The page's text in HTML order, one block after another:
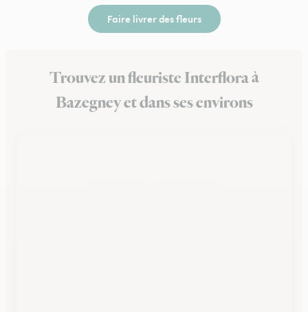
Faire livrer des fleurs
Trouvez un fleuriste Interflora à
Bazegney et dans ses environs